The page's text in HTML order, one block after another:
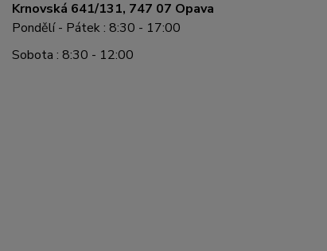
Krnovská 641/131, 747 07 Opava
Pondělí - Pátek : 8:30 - 17:00
Sobota : 8:30 - 12:00